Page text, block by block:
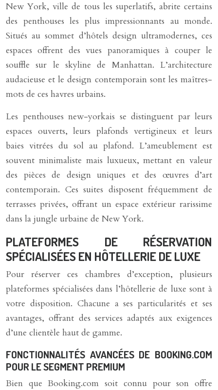
New York, ville de tous les superlatifs, abrite certains
des penthouses les plus impressionnants au monde.
Situés au sommet d’hôtels design ultramodernes, ces
espaces offrent des vues panoramiques à couper le
souffle sur le skyline de Manhattan. L’architecture
audacieuse et le design contemporain sont les maîtres-
mots de ces havres urbains.
Les penthouses new-yorkais se distinguent par leurs
espaces ouverts, leurs plafonds vertigineux et leurs
baies vitrées du sol au plafond. L’ameublement est
souvent minimaliste mais luxueux, mettant en valeur
des pièces de design uniques et des œuvres d’art
contemporain. Ces suites disposent fréquemment de
terrasses privées, offrant un espace extérieur rarissime
dans la jungle urbaine de New York.
PLATEFORMES DE RÉSERVATION
SPÉCIALISÉES EN HÔTELLERIE DE LUXE
Pour réserver ces chambres d’exception, plusieurs
plateformes spécialisées dans l’hôtellerie de luxe sont à
votre disposition. Chacune a ses particularités et ses
avantages, offrant des services adaptés aux exigences
d’une clientèle haut de gamme.
FONCTIONNALITÉS AVANCÉES DE BOOKING.COM
POUR LE SEGMENT PREMIUM
Bien que Booking.com soit connu pour son offre